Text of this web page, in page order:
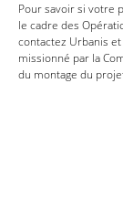
Pour savoir si votre
le cadre des
contactez Urbanis
missionné par la
du montage du